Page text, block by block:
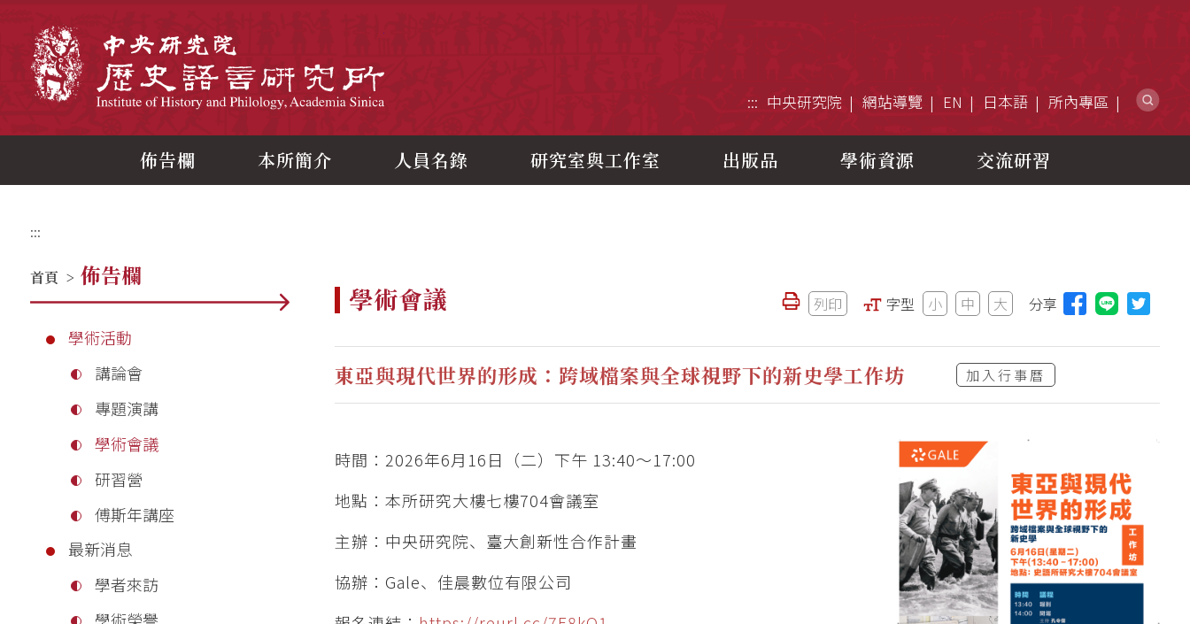
::: 中央研究院 網站導覽 EN 日本語 所內專區
佈告欄 本所簡介 人員名錄 研究室與工作室 出版品 學術資源 交流研習
:::
首頁 > 佈告欄
學術活動
講論會
專題演講
學術會議
研習營
傅斯年講座
最新消息
學者來訪
學術會議 列印 字型 小 中 大 分享 分享本頁
東亞與現代世界的形成：跨域檔案與全球視野下的新史學工作坊 加入行事曆
時間：2026年6月16日（二）下午 13:40～17:00
地點：本所研究大樓七樓704會議室
主辦：中央研究院、臺大創新性合作計畫
協辦：Gale、佳晨數位有限公司